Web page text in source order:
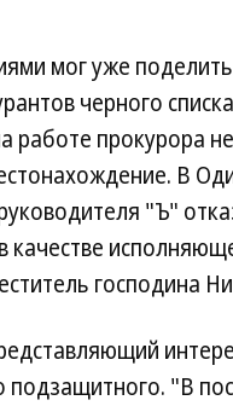
мог уже
черного
прокурора
В
"Ъ"
господина
подзащитного. "В